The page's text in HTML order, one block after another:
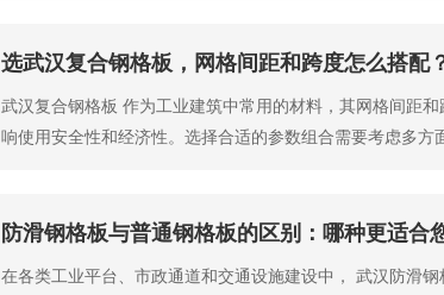
选武汉复合钢格板，网格间距和跨度怎么搭配
武汉复合钢格板 作为工业建筑中常用的材料，其网格间距
响使用安全性和经济性。选择合适的参数组合需要考虑多方
防滑钢格板与普通钢格板的区别：哪种更适合
在各类工业平台、市政通道和交通设施建设中， 武汉防滑